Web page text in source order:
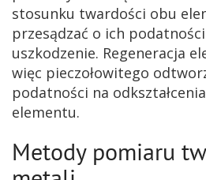
stosunku twardości obu
przesądzać o ich
uszkodzenie. Regeneracja
więc pieczołowitego
podatności na
elementu.
Metody pomiaru